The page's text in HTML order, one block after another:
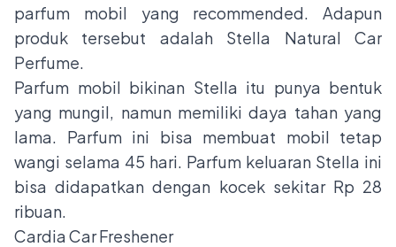
parfum mobil yang recommended. Adapun
produk tersebut adalah Stella Natural Car
Perfume.
Parfum mobil bikinan Stella itu punya bentuk
yang mungil, namun memiliki daya tahan yang
lama. Parfum ini bisa membuat mobil tetap
wangi selama 45 hari. Parfum keluaran Stella ini
bisa didapatkan dengan kocek sekitar Rp 28
ribuan.
Cardia Car Freshener